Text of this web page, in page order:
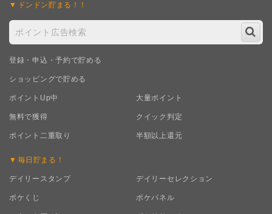
ドンドン貯まる！！
登録・申込・予約で貯める
ショッピングで貯める
ポイントUp中 大量ポイント
無料で獲得 クイック判定
ポイント二重取り 半額以上還元
毎日 貯まる！
デイリースタンプ デイリーセレクション
ポケくじ ポケパネル